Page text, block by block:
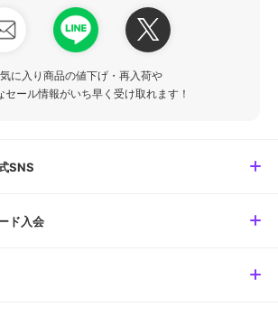
に入り商品の値下げ・再入荷や
セール情報がいち早く受け取れます！
SNS
ド入会